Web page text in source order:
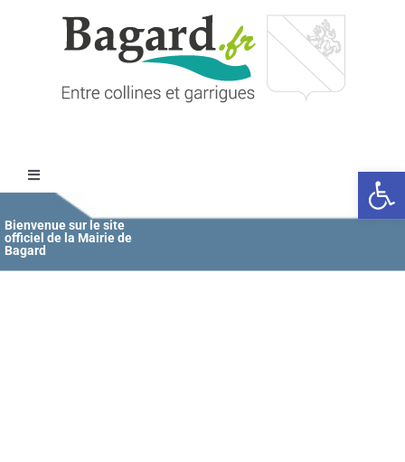
Ouvrir
Toggle
Navigation
Accueil
Bienvenue sur le site
officiel de la Mairie de
Bagard